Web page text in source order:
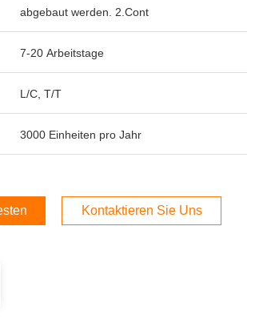
abgebaut werden. 2.Cont
7-20 Arbeitstage
L/C, T/T
3000 Einheiten pro Jahr
Preis Kontaktieren Sie Uns